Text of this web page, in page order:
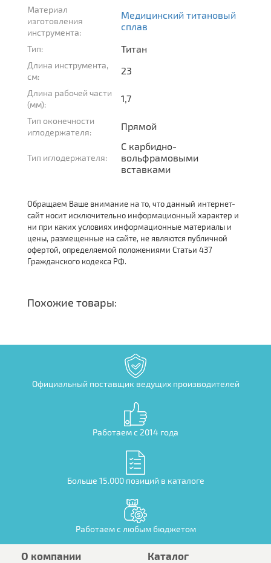
Материал
изготовления
инструмента:
Медицинский титановый
сплав
Тип: Титан
Длина инструмента,
см:
23
Длина рабочей части
(мм):
1,7
Тип оконечности
иглодержателя:
Прямой
Тип иглодержателя:
С карбидно-
вольфрамовыми
вставками
Обращаем Ваше внимание на то, что данный интернет-
сайт носит исключительно информационный характер и
ни при каких условиях информационные материалы и
цены, размещенные на сайте, не являются публичной
офертой, определяемой положениями Статьи 437
Гражданского кодекса РФ.
Похожие товары:
Официальный поставщик ведущих производителей
Работаем с 2014 года
Больше 15.000 позиций в каталоге
Работаем с любым бюджетом
О компании Каталог